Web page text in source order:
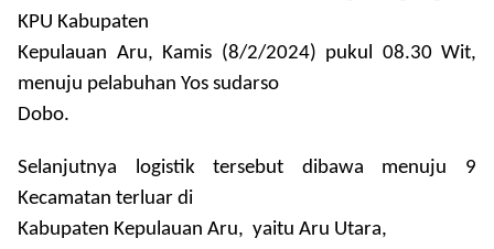
KPU Kabupaten
Kepulauan Aru, Kamis (8/2/2024) pukul 08.30 Wit,
menuju pelabuhan Yos sudarso
Dobo.
Selanjutnya logistik tersebut dibawa menuju 9
Kecamatan terluar di
Kabupaten Kepulauan Aru, yaitu Aru Utara,